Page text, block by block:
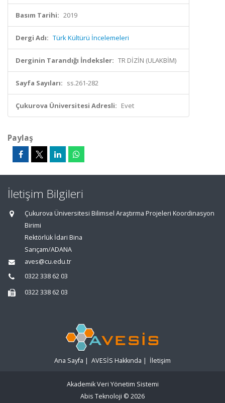
Basım Tarihi: 2019
Dergi Adı: Türk Kültürü İncelemeleri
Derginin Tarandığı İndeksler: TR DİZİN (ULAKBİM)
Sayfa Sayıları: ss.261-282
Çukurova Üniversitesi Adresli: Evet
Paylaş
İletişim Bilgileri
Çukurova Üniversitesi Bilimsel Araştırma Projeleri Koordinasyon
Birimi
Rektörlük İdari Bina
Sarıçam/ADANA
aves@cu.edu.tr
0322 338 62 03
0322 338 62 03
Ana Sayfa | AVESİS Hakkında | İletişim
Akademik Veri Yönetim Sistemi
Abis Teknoloji © 2026